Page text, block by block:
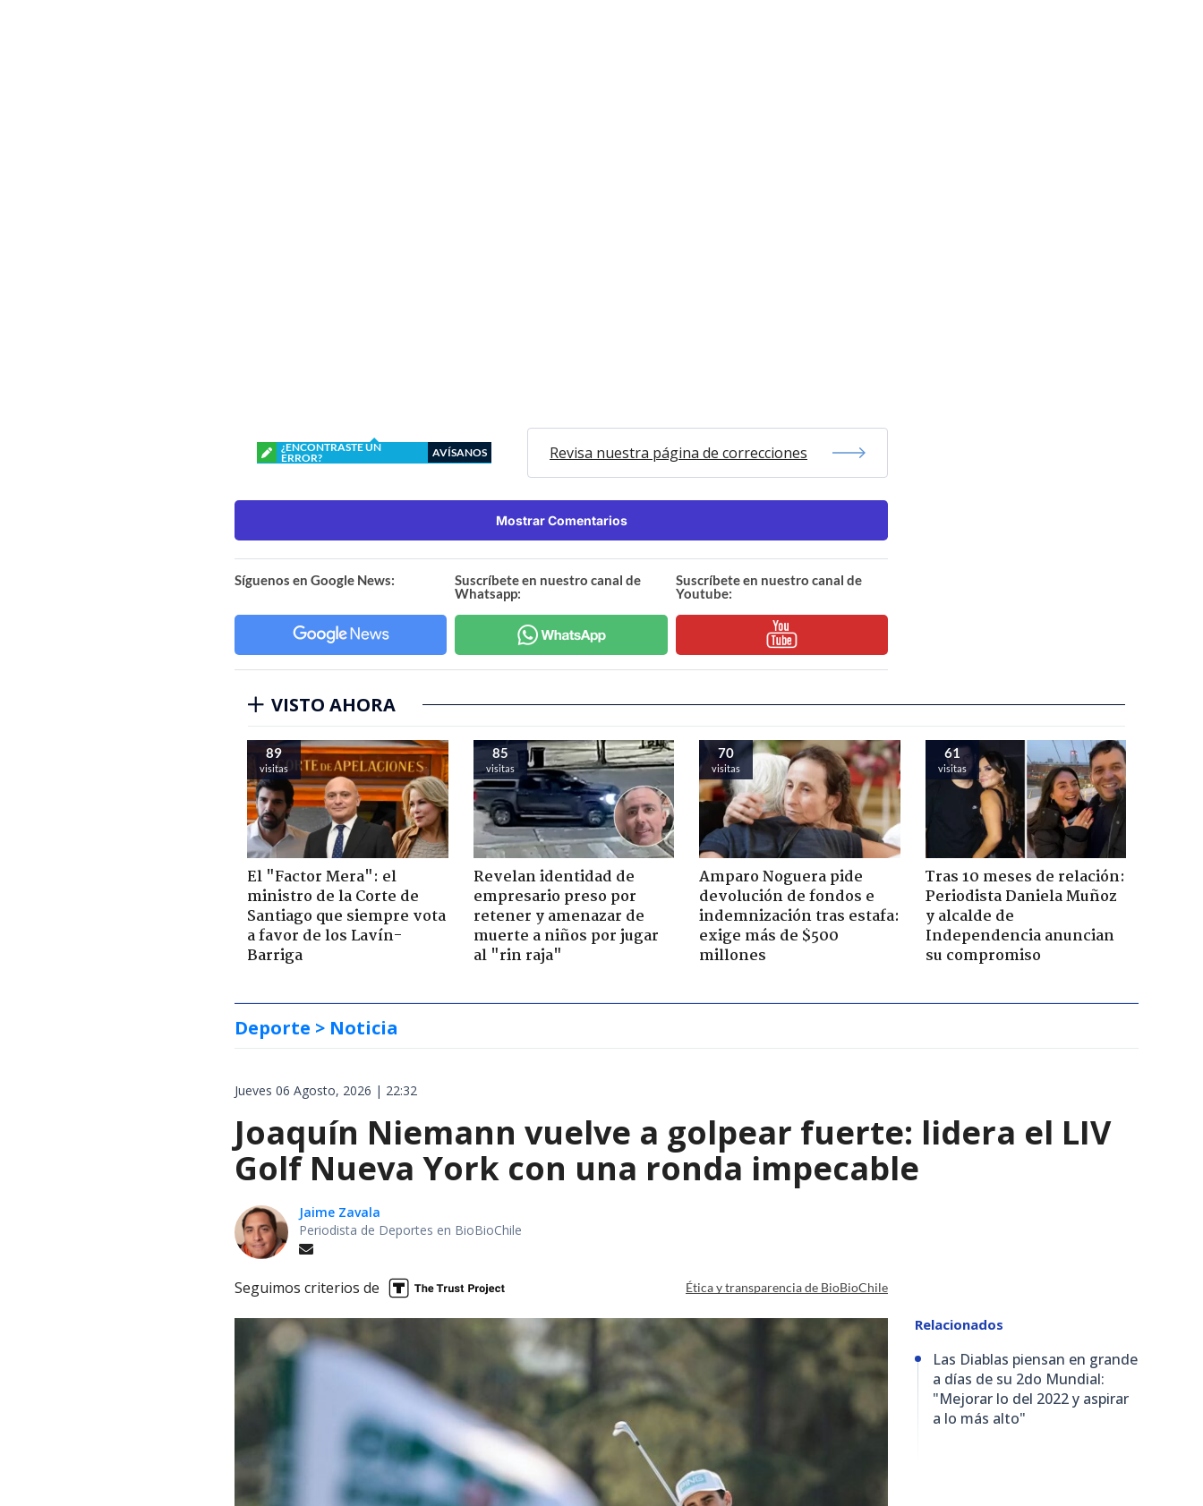
¿ENCONTRASTE UN
ERROR?
AVÍSANOS Revisa nuestra página de correcciones
Mostrar Comentarios
Síguenos en Google News:
Suscríbete en nuestro canal de
Whatsapp:
Suscríbete en nuestro canal de
Youtube:
VISTO AHORA
89
visitas
El "Factor Mera": el
ministro de la Corte de
Santiago que siempre vota
a favor de los Lavín-
Barriga
85
visitas
Revelan identidad de
empresario preso por
retener y amenazar de
muerte a niños por jugar
al "rin raja"
70
visitas
Amparo Noguera pide
devolución de fondos e
indemnización tras estafa:
exige más de $500
millones
61
visitas
Tras 10 meses de relación:
Periodista Daniela Muñoz
y alcalde de
Independencia anuncian
su compromiso
Deporte > Noticia
Jueves 06 Agosto, 2026 | 22:32
Joaquín Niemann vuelve a golpear fuerte: lidera el LIV
Golf Nueva York con una ronda impecable
Jaime Zavala
Periodista de Deportes en BioBioChile
Seguimos criterios de Ética y transparencia de BioBioChile
Relacionados
Las Diablas piensan en grande
a días de su 2do Mundial:
"Mejorar lo del 2022 y aspirar
a lo más alto"